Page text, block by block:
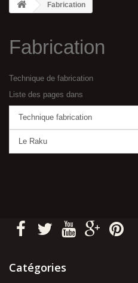
Fabrication
Fabrication
Technique de fabrication
Liste des pages dans
Technique fabrication
Le Raku
Catégories